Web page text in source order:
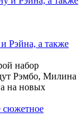
Рэйна, а также
набор
Рэмбо, Милина
на новых